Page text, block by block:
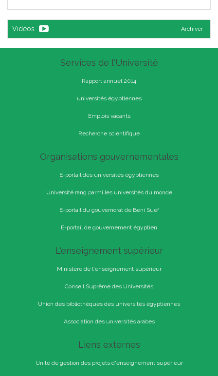
Vidéos Archiver
Services de l'Université
Rapport annuel 2014
universités égyptiennes
Emplois vacants
Recherche scientifique
Organisations gouvernementales
E-portail des universités égyptiennes
Université rang parmi les universités du monde
E-portail du gouvernorat de Beni Suef
E-portail de gouvernement égyptien
L'enseignement supérieur
Ministère de l'enseignement supérieur
Conseil Suprême des Universités
Union des bibliothèques des universités égyptiennes
Association des universités arabes
Liens externes
Unité de gestion des projets d'enseignement supérieur